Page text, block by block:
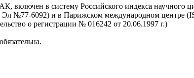
включен в систему Российского индекса научного
№77-6092) и в Парижском международном центре
о регистрации № 016242 от 20.06.1997 г.)